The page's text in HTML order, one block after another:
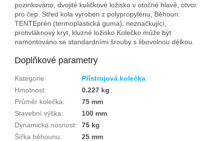
pozinkováno, dvojité kuličkové ložisko v otočné hlavě, otvor
pro čep. Střed kola vyroben z polypropylénu, Běhoun:
TENTEprén (termoplastická guma), neznačkující,
protivláknový kryt, kluzné ložisko Kolečko může být
namontováno se standardními šrouby s libovolnou délkou.
Doplňkové parametry
Kategorie:
Přístrojová kolečka
Hmotnost:
0.227 kg
Průměr kolečka:
75 mm
Stavební výška:
100 mm
Dynamická nosnost:
75 kg
Šířka běhounu:
25 mm